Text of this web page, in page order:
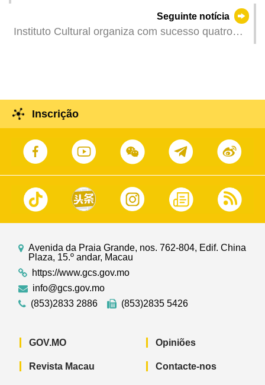
em matéria fiscal da Academia Fiscal de Macau
no Quadro da Iniciativa “Uma Faixa, Uma Rota”
Seguinte notícia
Instituto Cultural organiza com sucesso quatro
Inscrição
Avenida da Praia Grande, nos. 762-804, Edif. China
Plaza, 15.º andar, Macau
https://www.gcs.gov.mo
info@gcs.gov.mo
(853)2833 2886
(853)2835 5426
GOV.MO
Revista Macau
Opiniões
Contacte-nos